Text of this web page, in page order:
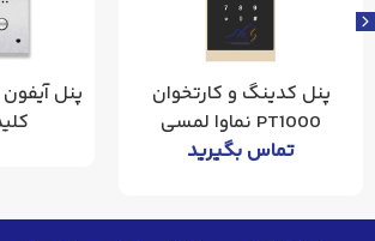
کلید مکانیکی
RFID نماوا کلید مکانیکی